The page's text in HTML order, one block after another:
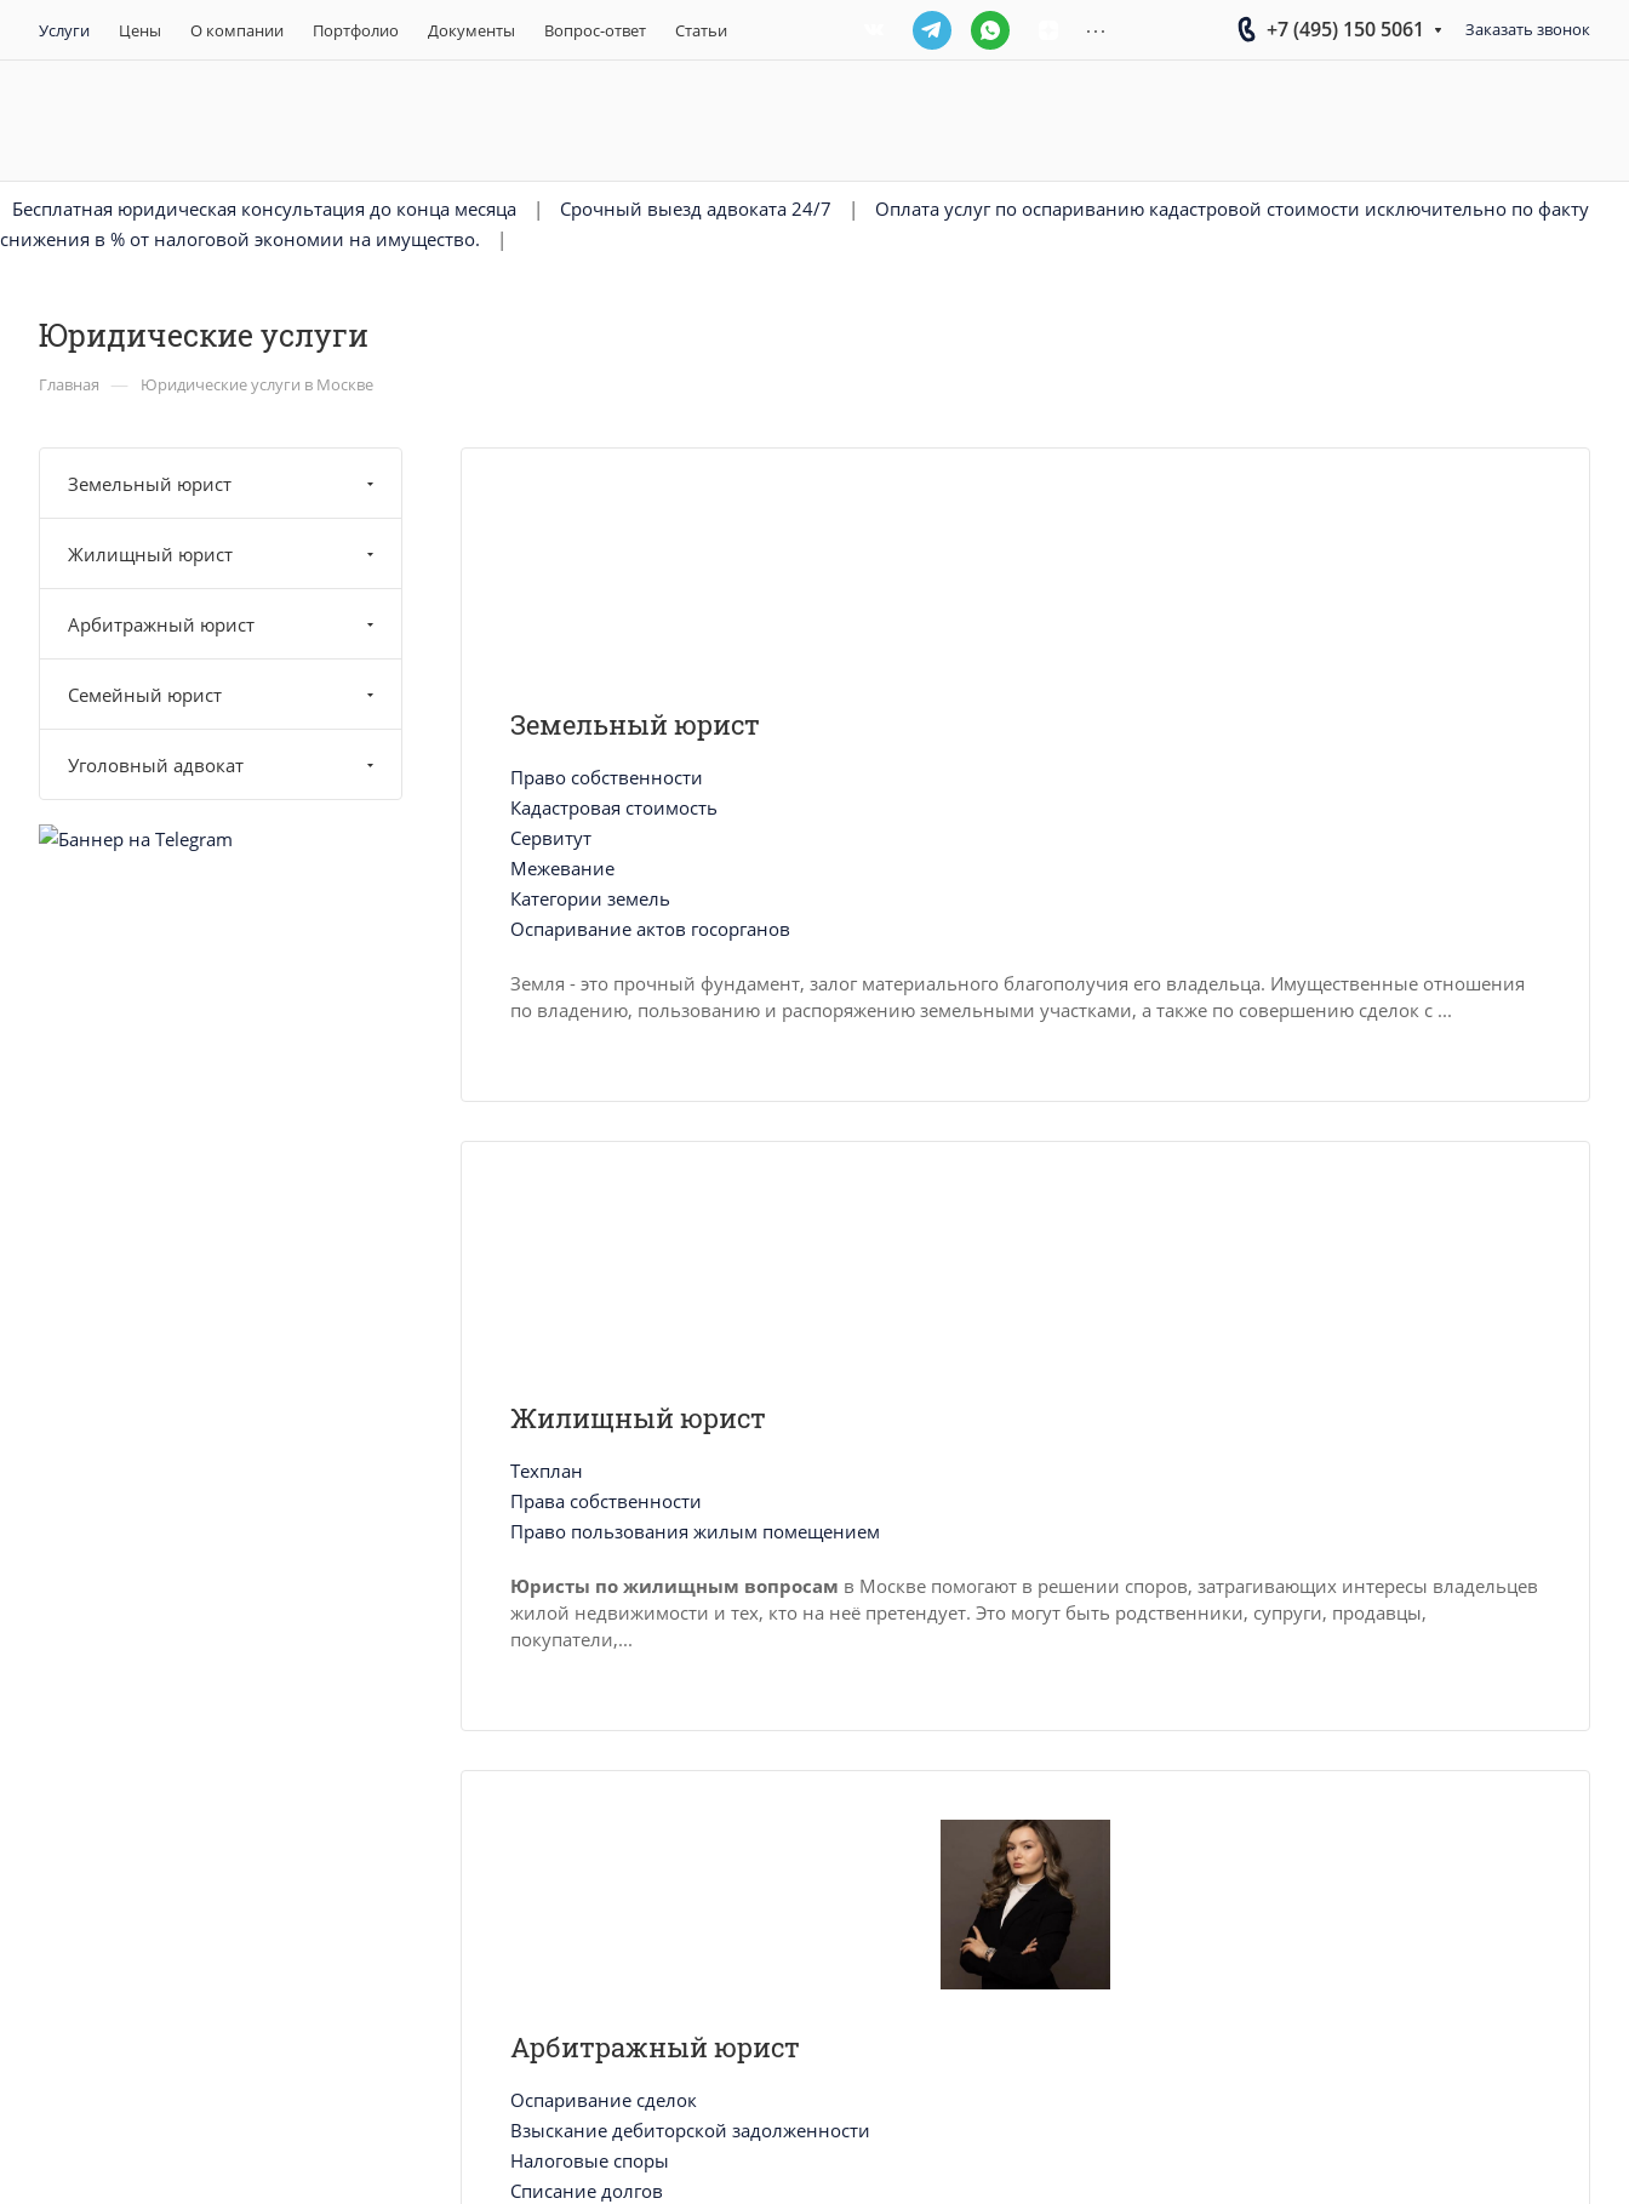
Услуги Цены О компании Портфолио Документы Вопрос-ответ Статьи ... +7 (495) 150 5061 Заказать звонок
Бесплатная юридическая консультация до конца месяца | Срочный выезд адвоката 24/7 |
Оплата услуг по оспариванию кадастровой стоимости исключительно по факту
снижения в % от налоговой экономии на имущество.
|
Юридические услуги
Главная — Юридические услуги в Москве
Земельный юрист
Право собственности
Кадастровая стоимость
Сервитут
Межевание
Категории земель
Оспаривание актов госорганов
Земля - это прочный фундамент, залог материального благополучия его владельца. Имущественные отношения
по владению, пользованию и распоряжению земельными участками, а также по совершению сделок с ...
Жилищный юрист
Техплан
Права собственности
Право пользования жилым помещением
Юристы по жилищным вопросам в Москве помогают в решении споров, затрагивающих интересы владельцев
жилой недвижимости и тех, кто на неё претендует. Это могут быть родственники, супруги, продавцы,
покупатели,...
Арбитражный юрист
Оспаривание сделок
Взыскание дебиторской задолженности
Налоговые споры
Списание долгов
Земельный юрист
Жилищный юрист
Арбитражный юрист
Семейный юрист
Уголовный адвокат